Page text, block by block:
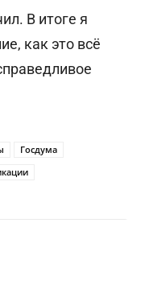
В итоге я
как это всё
Госдума